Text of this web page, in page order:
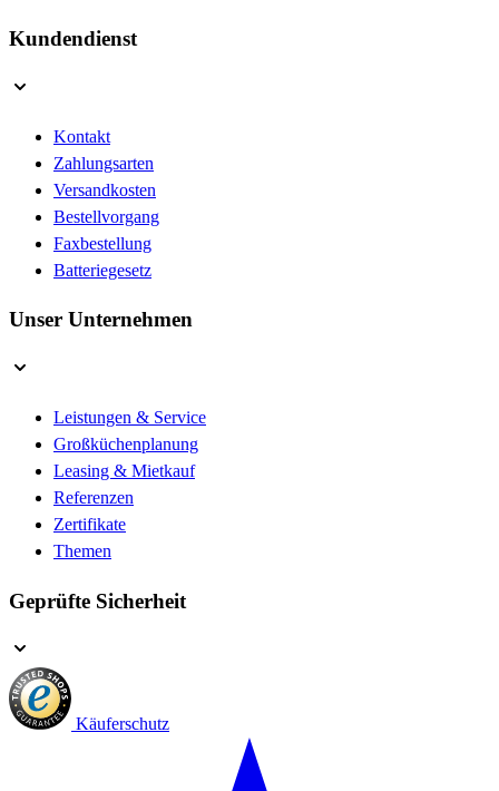
Kundendienst
Kontakt
Zahlungsarten
Versandkosten
Bestellvorgang
Faxbestellung
Batteriegesetz
Unser Unternehmen
Leistungen & Service
Großküchenplanung
Leasing & Mietkauf
Referenzen
Zertifikate
Themen
Geprüfte Sicherheit
Käuferschutz